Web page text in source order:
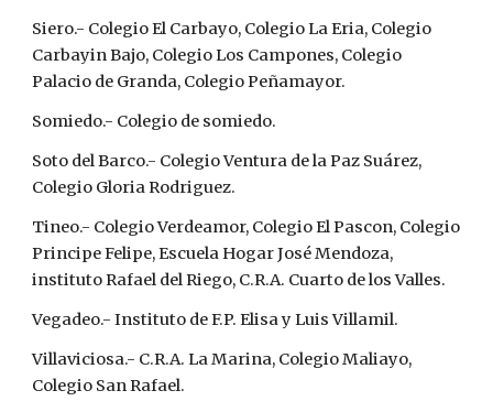
Siero.- Colegio El Carbayo, Colegio La Eria, Colegio
Carbayin Bajo, Colegio Los Campones, Colegio
Palacio de Granda, Colegio Peñamayor.
Somiedo.- Colegio de somiedo.
Soto del Barco.- Colegio Ventura de la Paz Suárez,
Colegio Gloria Rodriguez.
Tineo.- Colegio Verdeamor, Colegio El Pascon, Colegio
Principe Felipe, Escuela Hogar José Mendoza,
instituto Rafael del Riego, C.R.A. Cuarto de los Valles.
Vegadeo.- Instituto de F.P. Elisa y Luis Villamil.
Villaviciosa.- C.R.A. La Marina, Colegio Maliayo,
Colegio San Rafael.